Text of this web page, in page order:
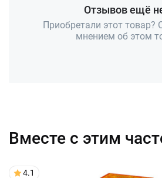
Отзывов ещё
Приобретали этот товар?
мнением об этом
Вместе с этим
4.1